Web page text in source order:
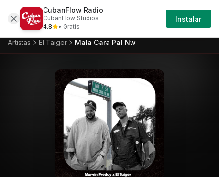
Artistas El-taiger El-taiger-mala-cara-pal-
Iniciar
Sesión
Artistas El Taiger Mala Cara Pal Nw
CubanFlow Radio
CubanFlow Studios
4.8
• Gratis
Instalar